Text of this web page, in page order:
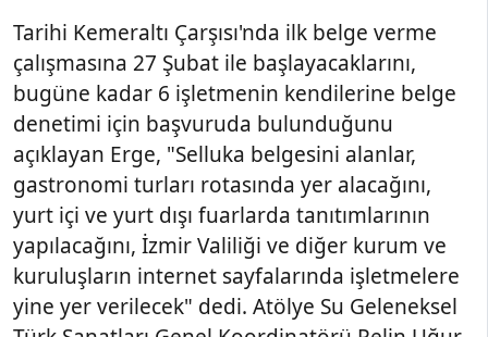
Tarihi Kemeraltı Çarşısı'nda ilk belge verme
çalışmasına 27 Şubat ile başlayacaklarını,
bugüne kadar 6 işletmenin kendilerine belge
denetimi için başvuruda bulunduğunu
açıklayan Erge, "Selluka belgesini alanlar,
gastronomi turları rotasında yer alacağını,
yurt içi ve yurt dışı fuarlarda tanıtımlarının
yapılacağını, İzmir Valiliği ve diğer kurum ve
kuruluşların internet sayfalarında işletmelere
yine yer verilecek" dedi. Atölye Su Geleneksel